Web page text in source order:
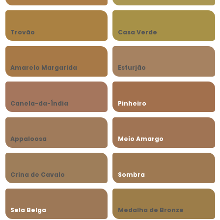
Trovão Casa Verde
Amarelo Margarida Esturjão
Canela-da-Índia Pinheiro
Appaloosa Meio Amargo
Crina de Cavalo Sombra
Sela Belga Medalha de Bronze